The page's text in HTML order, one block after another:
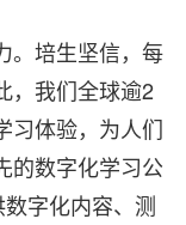
。培生坚信，每
，我们全球逾2
习体验，为人们
的数字化学习公
字化内容、测